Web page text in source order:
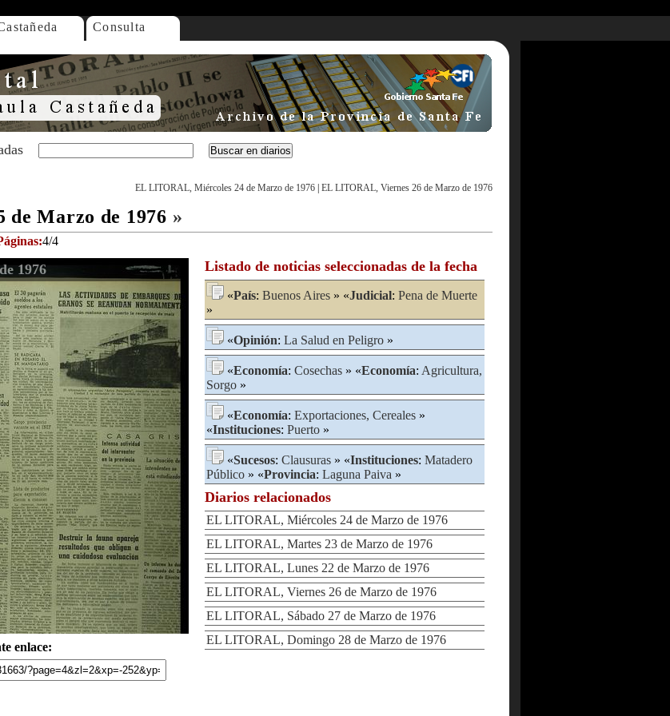
Consulta
EL LITORAL, Miércoles 24 de Marzo de 1976 EL LITORAL, Viernes 26 de Marzo de 1976
Marzo de 1976 »
4/4
1976
enlace:
Listado de noticias seleccionadas de la fecha
«País: Buenos Aires » «Judicial: Pena de Muerte
»
«Opinión: La Salud en Peligro »
«Economía: Cosechas » «Economía: Agricultura,
Sorgo »
«Economía: Exportaciones, Cereales »
«Instituciones: Puerto »
«Sucesos: Clausuras » «Instituciones: Matadero
Público » «Provincia: Laguna Paiva »
Diarios relacionados
EL LITORAL, Miércoles 24 de Marzo de 1976
EL LITORAL, Martes 23 de Marzo de 1976
EL LITORAL, Lunes 22 de Marzo de 1976
EL LITORAL, Viernes 26 de Marzo de 1976
EL LITORAL, Sábado 27 de Marzo de 1976
EL LITORAL, Domingo 28 de Marzo de 1976